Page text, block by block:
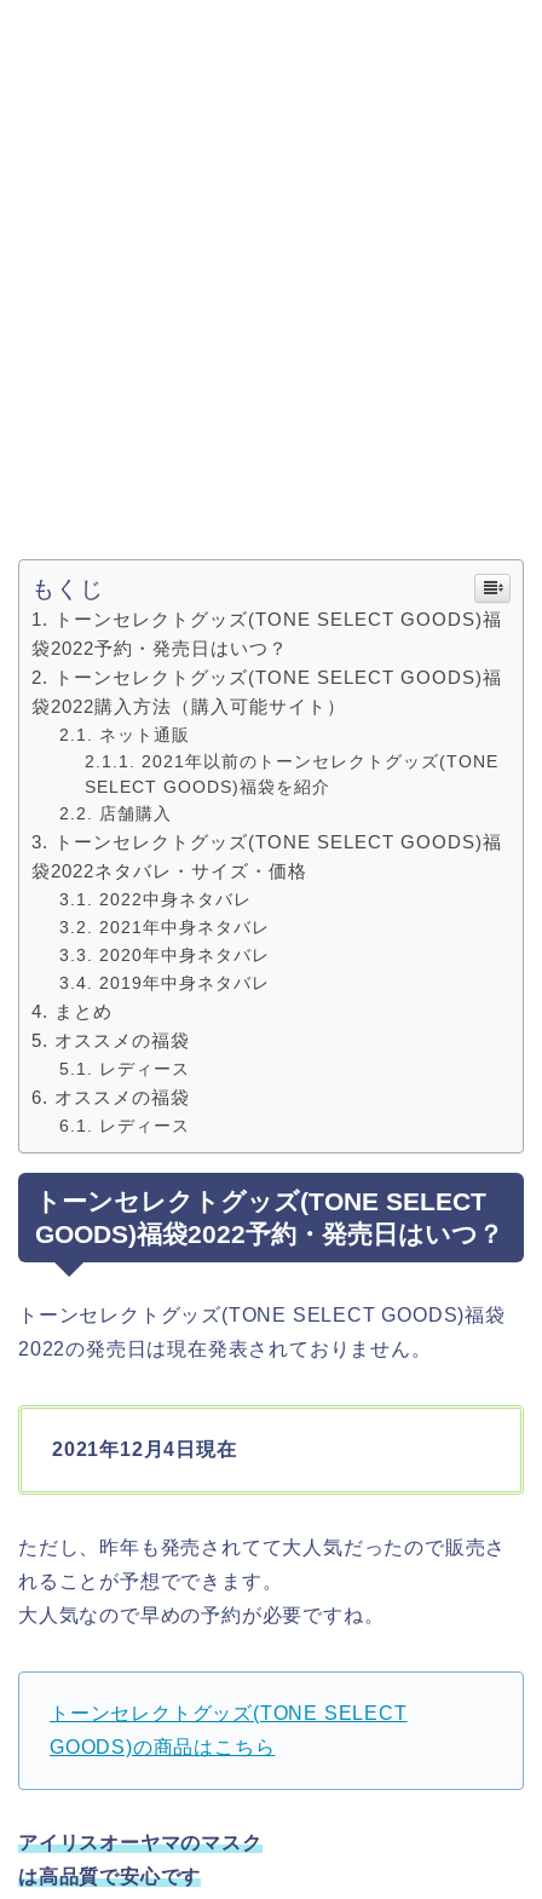
もくじ
トーンセレクトグッズ(TONE SELECT GOODS)福
袋2022予約・発売日はいつ？
トーンセレクトグッズ(TONE SELECT GOODS)福
袋2022購入方法（購入可能サイト）
ネット通販
2021年以前のトーンセレクトグッズ(TONE
SELECT GOODS)福袋を紹介
店舗購入
トーンセレクトグッズ(TONE SELECT GOODS)福
袋2022ネタバレ・サイズ・価格
2022中身ネタバレ
2021年中身ネタバレ
2020年中身ネタバレ
2019年中身ネタバレ
まとめ
オススメの福袋
レディース
オススメの福袋
レディース
トーンセレクトグッズ(TONE SELECT
GOODS)福袋2022予約・発売日はいつ？
トーンセレクトグッズ(TONE SELECT GOODS)福袋
2022の発売日は現在発表されておりません。
2021年12月4日現在
ただし、昨年も発売されてて大人気だったので販売さ
れることが予想でできます。
大人気なので早めの予約が必要ですね。
トーンセレクトグッズ(TONE SELECT
GOODS)の商品はこちら
アイリスオーヤマのマスク
は高品質で安心です